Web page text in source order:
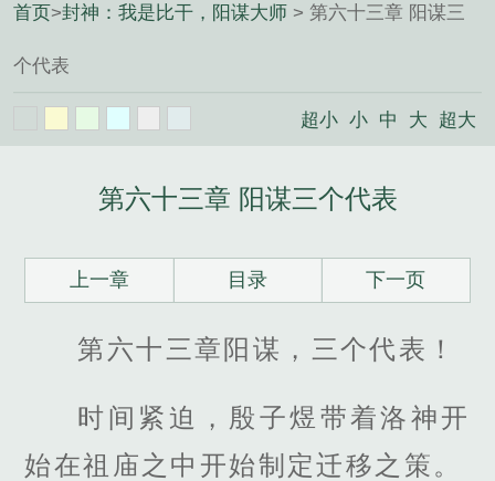
首页>封神：我是比干，阳谋大师 > 第六十三章 阳谋三
个代表
超小 小 中 大 超大
第六十三章 阳谋三个代表
上一章 目录 下一页
第六十三章阳谋，三个代表！
时间紧迫，殷子煜带着洛神开
始在祖庙之中开始制定迁移之策。